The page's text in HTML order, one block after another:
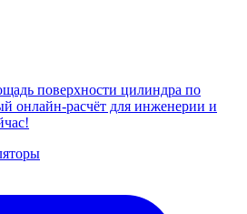
поверхности цилиндра по
онлайн-расчёт для инженерии и